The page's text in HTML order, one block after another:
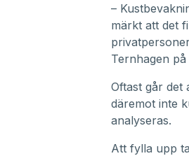
–
märkt att det
Ternhagen
Oftast går det
däremot inte
analyseras.
Att fylla upp